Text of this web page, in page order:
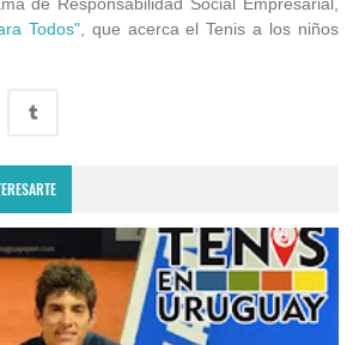
Todos", que acerca el Tenis a los niños